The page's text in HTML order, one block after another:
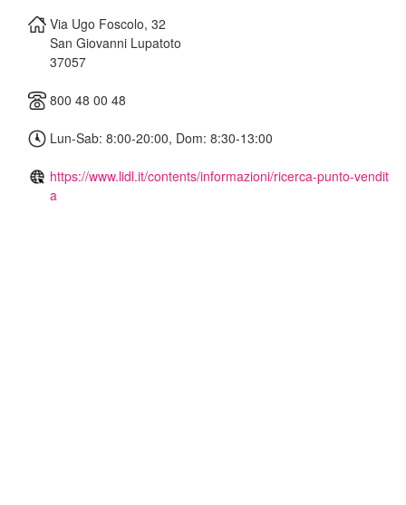
Via Ugo Foscolo, 32
San Giovanni Lupatoto
37057
800 48 00 48
Lun-Sab: 8:00-20:00, Dom: 8:30-13:00
https://www.lidl.it/contents/informazioni/ricerca-punto-vendit
a